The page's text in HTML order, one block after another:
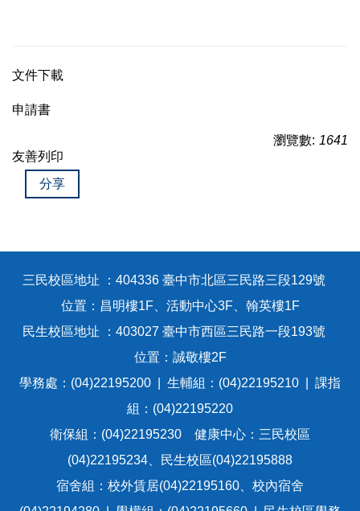
文件下載
申請書
瀏覽數: 1641
友善列印
分享
三民校區地址 ：404336 臺中市北區三民路三段129號
位置：昌明樓1F、活動中心3F、翰英樓1F
民生校區地址 ：403027 臺中市西區三民路一段193號
位置：誠敬樓2F
學務處：(04)22195200 | 生輔組：(04)22195210 | 課指
組：(04)22195220
衛保組：(04)22195230 健康中心：三民校區
(04)22195234、民生校區(04)22195888
宿舍組：校外賃居(04)22195160、校內宿舍